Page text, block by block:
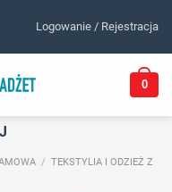
Logowanie / Rejestracja
0
/ TEKSTYLIA I ODZIEŻ Z